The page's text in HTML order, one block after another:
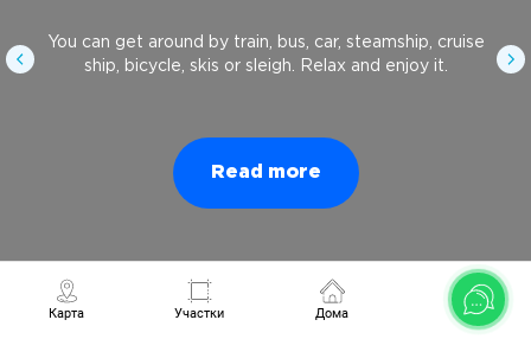
You can get around by train, bus, car, steamship, cruise
ship, bicycle, skis or sleigh. Relax and enjoy it.
Read more
Карта Участки Дома